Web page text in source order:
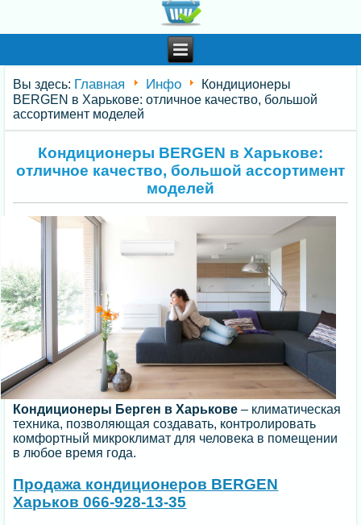
Вы здесь: Главная Инфо
Кондиционеры
BERGEN в Харькове: отличное качество, большой
ассортимент моделей
Кондиционеры BERGEN в Харькове:
отличное качество, большой ассортимент
моделей
Кондиционеры Берген в Харькове – климатическая
техника, позволяющая создавать, контролировать
комфортный микроклимат для человека в помещении
в любое время года.
Продажа кондиционеров BERGEN
Харьков 066-928-13-35